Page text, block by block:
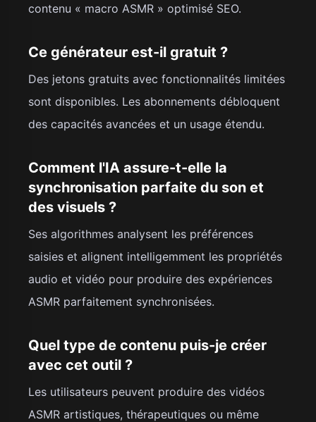
contenu « macro ASMR » optimisé SEO.
Ce générateur est-il gratuit ?
Des jetons gratuits avec fonctionnalités limitées
sont disponibles. Les abonnements débloquent
des capacités avancées et un usage étendu.
Comment l'IA assure-t-elle la
synchronisation parfaite du son et
des visuels ?
Ses algorithmes analysent les préférences
saisies et alignent intelligemment les propriétés
audio et vidéo pour produire des expériences
ASMR parfaitement synchronisées.
Quel type de contenu puis-je créer
avec cet outil ?
Les utilisateurs peuvent produire des vidéos
ASMR artistiques, thérapeutiques ou même